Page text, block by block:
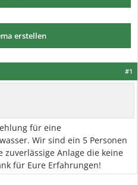
erstellen
#1
für eine
Wir sind ein 5 Personen
Anlage die keine
für Eure Erfahrungen!